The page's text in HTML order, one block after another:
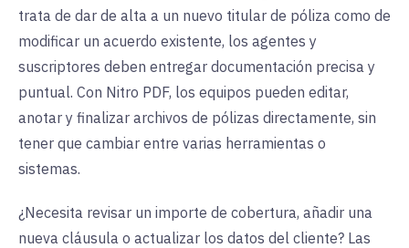
trata de dar de alta a un nuevo titular de póliza como de
modificar un acuerdo existente, los agentes y
suscriptores deben entregar documentación precisa y
puntual. Con Nitro PDF, los equipos pueden editar,
anotar y finalizar archivos de pólizas directamente, sin
tener que cambiar entre varias herramientas o
sistemas.
¿Necesita revisar un importe de cobertura, añadir una
nueva cláusula o actualizar los datos del cliente? Las